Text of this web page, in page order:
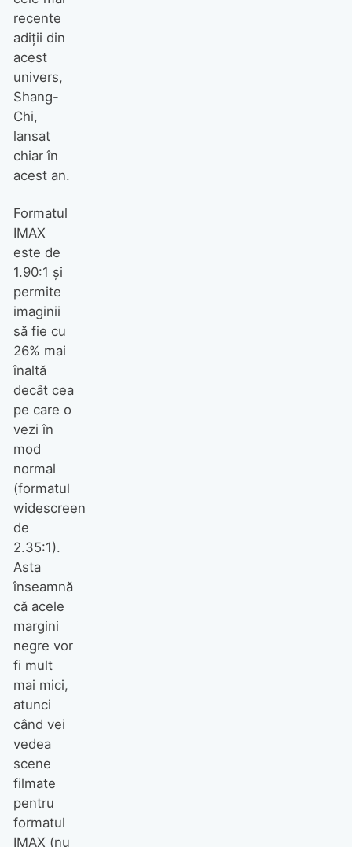
recente
adiții din
acest
univers,
Shang-
Chi,
lansat
chiar în
acest an.
Formatul
IMAX
este de
1.90:1 și
permite
imaginii
să fie cu
26% mai
înaltă
decât cea
pe care o
vezi în
mod
normal
(formatul
widescreen
de
2.35:1).
Asta
înseamnă
că acele
margini
negre vor
fi mult
mai mici,
atunci
când vei
vedea
scene
filmate
pentru
formatul
IMAX (nu